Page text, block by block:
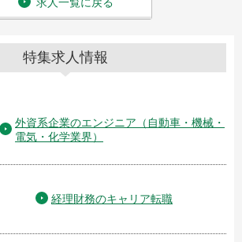
特集求人情報
外資系企業のエンジニア（自動車・機械・
電気・化学業界）
経理財務のキャリア転職